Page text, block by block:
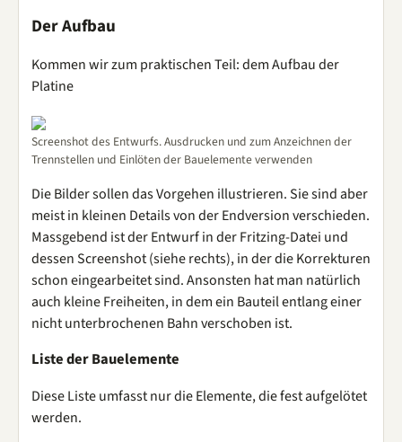
Der Aufbau
Kommen wir zum praktischen Teil: dem Aufbau der
Platine
Screenshot des Entwurfs. Ausdrucken und zum Anzeichnen der
Trennstellen und Einlöten der Bauelemente verwenden
Die Bilder sollen das Vorgehen illustrieren. Sie sind aber
meist in kleinen Details von der Endversion verschieden.
Massgebend ist der Entwurf in der Fritzing-Datei und
dessen Screenshot (siehe rechts), in der die Korrekturen
schon eingearbeitet sind. Ansonsten hat man natürlich
auch kleine Freiheiten, in dem ein Bauteil entlang einer
nicht unterbrochenen Bahn verschoben ist.
Liste der Bauelemente
Diese Liste umfasst nur die Elemente, die fest aufgelötet
werden.